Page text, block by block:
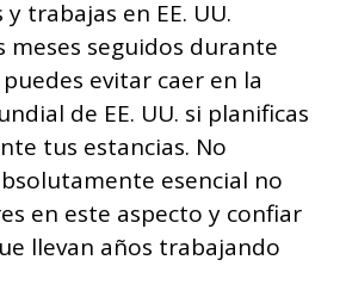
y trabajas en EE. UU.
meses seguidos durante
evitar caer en la
de EE. UU. si planificas
tus estancias. No
esencial no
en este aspecto y confiar
llevan años trabajando